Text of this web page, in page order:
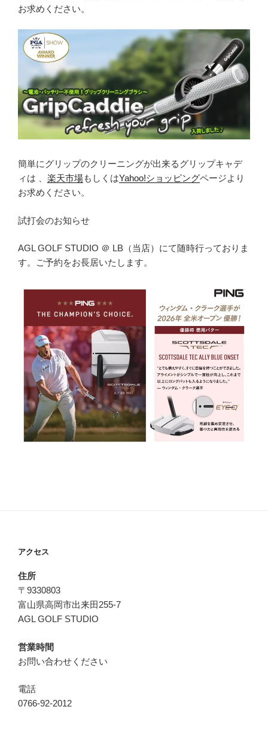
お求めください。
簡単にグリップのクリーニングが出来るグリップキャデ
ィは 、 楽天市場もしくはYahoo!ショッピングページより
お求めください。
試打会のお知らせ
AGL GOLF STUDIO ＠ LB（当店）にて随時行っておりま
す。ご予約をお長居いたします。
アクセス
住所
〒9330803
富山県高岡市出来田255-7
AGL GOLF STUDIO
営業時間
お問い合わせください
電話
0766-92-2012